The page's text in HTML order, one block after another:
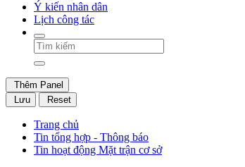
Ý kiến nhân dân
Lịch công tác
Thêm Panel
Lưu
Reset
Trang chủ
Tin tổng hợp - Thông báo
Tin hoạt động Mặt trận cơ sở